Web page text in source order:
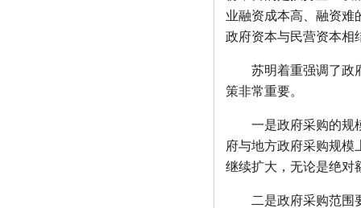
业融资成本高、融资难
政府资本与民营资本相
苏明着重强调了政府
策非常重要。
一是政府采购的规模
府与地方政府采购规模
继续扩大，无论是绝对
二是政府采购范围要